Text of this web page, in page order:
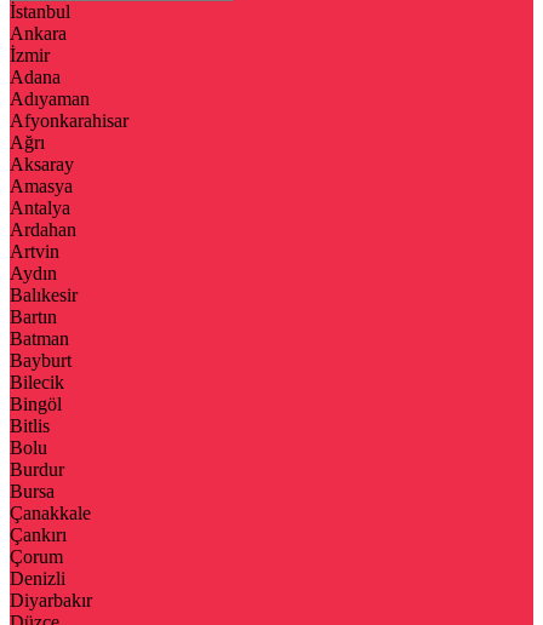
İstanbul
Ankara
İzmir
Adana
Adıyaman
Afyonkarahisar
Ağrı
Aksaray
Amasya
Antalya
Ardahan
Artvin
Aydın
Balıkesir
Bartın
Batman
Bayburt
Bilecik
Bingöl
Bitlis
Bolu
Burdur
Bursa
Çanakkale
Çankırı
Çorum
Denizli
Diyarbakır